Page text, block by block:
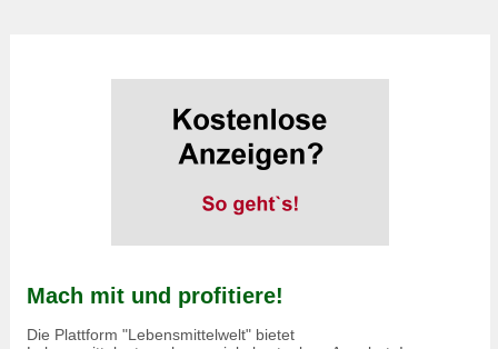
Mach mit und profitiere!
Die Plattform "Lebensmittelwelt" bietet